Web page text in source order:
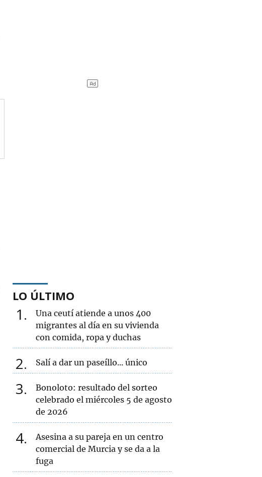
LO ÚLTIMO
1
Una ceutí atiende a unos 400
migrantes al día en su vivienda
con comida, ropa y duchas
2 Salí a dar un paseíllo... único
3
Bonoloto: resultado del sorteo
celebrado el miércoles 5 de agosto
de 2026
4
Asesina a su pareja en un centro
comercial de Murcia y se da a la
fuga